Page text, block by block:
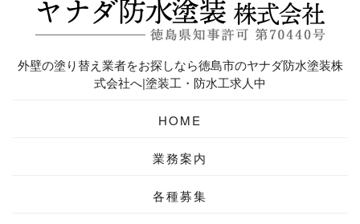
外壁の塗り替え業者をお探しなら徳島市のヤナダ防水塗装株
式会社へ|塗装工・防水工求人中
HOME
業務案内
各種募集